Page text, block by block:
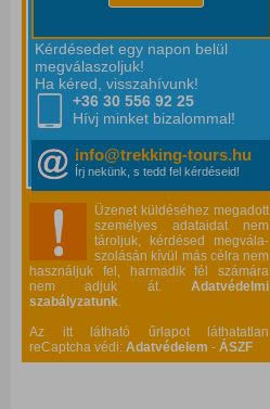
Kérdésedet egy napon belül
megválaszoljuk!
Ha kéred, visszahívunk!
+36 30 556 92 25
Hívj minket bizalommal!
info@trekking-tours.hu
Írj nekünk, s tedd fel kérdéseid!
Üzenet küldéséhez megadott
személyes adataidat nem
tároljuk, kérdésed megvála-
szolásán kívül más célra nem
használjuk fel, harmadik fél számára
nem adjuk át. Adatvédelmi
szabályzatunk.
Az itt látható űrlapot láthatatlan
reCaptcha védi: Adatvédelem - ÁSZF